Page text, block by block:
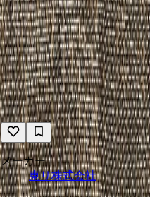
、ライフスタイルに合わ
し、製造から販売・物流に
式会社の製品
メーカー
東リ株式会社